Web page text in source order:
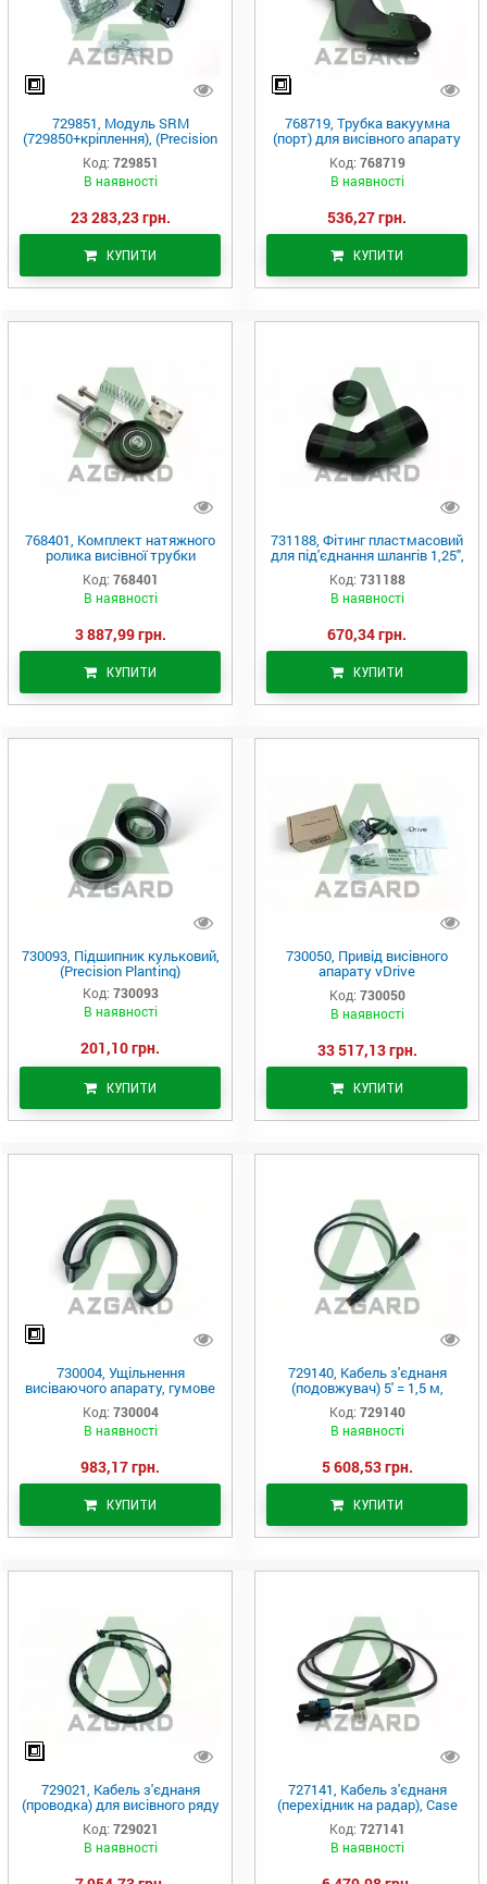
729851, Модуль SRM
(729850+кріплення), (Precision
Planting)
Код: 729851
В наявності
23 283,23 грн.
КУПИТИ
768719, Трубка вакуумна
(порт) для висівного апарату
vSet2, комплект, (Precision
Planting)
Код: 768719
В наявності
536,27 грн.
КУПИТИ
768401, Комплект натяжного
ролика висівної трубки
SpeedTube, (Precision Planting)
Код: 768401
В наявності
3 887,99 грн.
КУПИТИ
731188, Фітинг пластмасовий
для під'єднання шлангів 1,25",
Код: 731188
В наявності
670,34 грн.
КУПИТИ
730093, Підшипник кульковий,
(Precision Planting)
Код: 730093
В наявності
201,10 грн.
КУПИТИ
730050, Привід висівного
апарату vDrive
(електромотор), (Precision
Planting)
Код: 730050
В наявності
33 517,13 грн.
КУПИТИ
730004, Ущільнення
висіваючого апарату, гумове
vSet 2 (730513 vSet) ,
(Precision Planting)
Код: 730004
В наявності
983,17 грн.
КУПИТИ
729140, Кабель з'єднаня
(подовжувач) 5' = 1,5 м,
(Precision Planting)
Код: 729140
В наявності
5 608,53 грн.
КУПИТИ
729021, Кабель з'єднаня
(проводка) для висівного ряду
SRM, (Precision Planting)
Код: 729021
В наявності
727141, Кабель з'єднаня
(перехідник на радар), Case
MX MTX, (Precision Planting)
Код: 727141
В наявності